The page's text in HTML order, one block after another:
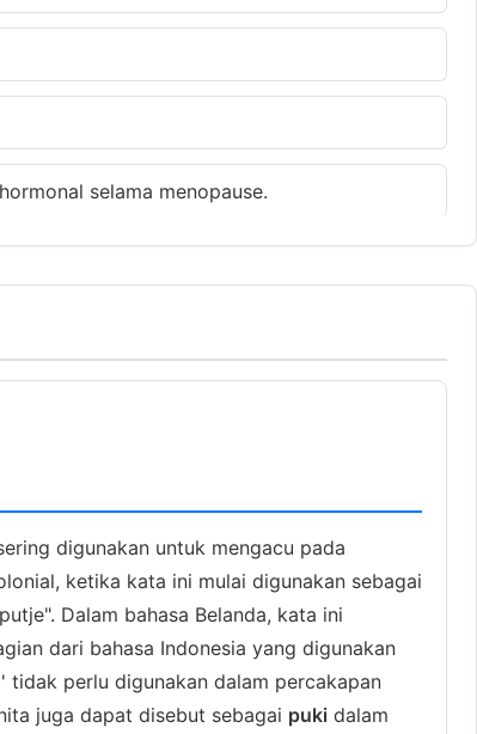
selama menopause.
digunakan untuk mengacu pada
ketika kata ini mulai digunakan sebagai
Dalam bahasa Belanda, kata ini
dari bahasa Indonesia yang digunakan
perlu digunakan dalam percakapan
juga dapat disebut sebagai puki dalam